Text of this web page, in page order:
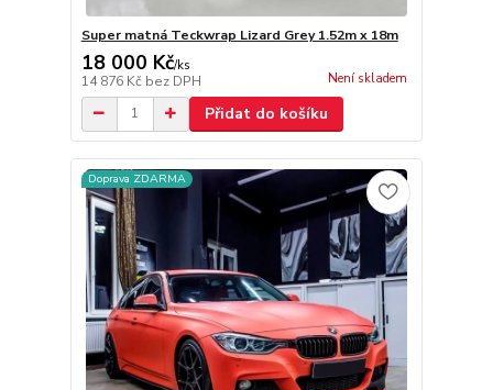
Super matná Teckwrap Lizard Grey 1.52m x 18m
18 000 Kč/ks
14 876 Kč bez DPH Není skladem
Přidat do košíku
Doprava ZDARMA